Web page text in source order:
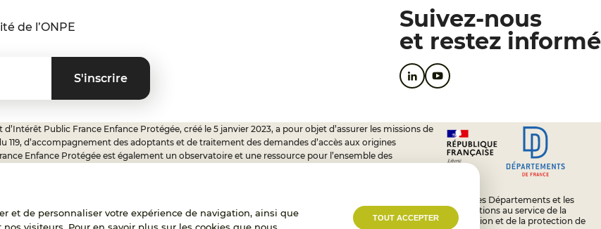
et de personnaliser votre expérience de navigation, ainsi que
TOUT ACCEPTER
de l’ONPE
Suivez-nous
et restez informé
d’Intérêt Public France Enfance Protégée, créé le 5 janvier 2023, a pour objet d’assurer les missions de
119, d’accompagnement des adoptants et de traitement des demandes d’accès aux origines
Enfance Protégée est également un observatoire et une ressource pour l’ensemble des
L’État, les Départements et les
Associations au service de la
prévention et de la protection de